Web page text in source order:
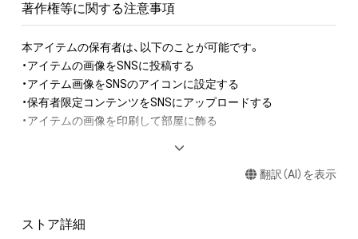
著作権等に関する注意事項
本アイテムの保有者は、以下のことが可能です。
・アイテムの画像をSNSに投稿する
・アイテム画像をSNSのアイコンに設定する
・保有者限定コンテンツをSNSにアップロードする
・アイテムの画像を印刷して部屋に飾る
・アイテム画像を使用し、個人利用する用のグッズや商品を制作
など）を作成する
翻訳（AI）を表示
ストア詳細